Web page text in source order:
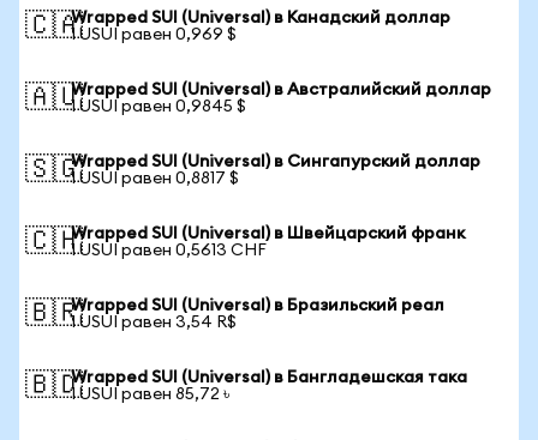
🇨🇦Wrapped SUI (Universal) в Канадский доллар
1 USUI равен 0,969 $
🇦🇺Wrapped SUI (Universal) в Австралийский доллар
1 USUI равен 0,9845 $
🇸🇬Wrapped SUI (Universal) в Сингапурский доллар
1 USUI равен 0,8817 $
🇨🇭Wrapped SUI (Universal) в Швейцарский франк
1 USUI равен 0,5613 CHF
🇧🇷Wrapped SUI (Universal) в Бразильский реал
1 USUI равен 3,54 R$
🇧🇩Wrapped SUI (Universal) в Бангладешская така
1 USUI равен 85,72 ৳